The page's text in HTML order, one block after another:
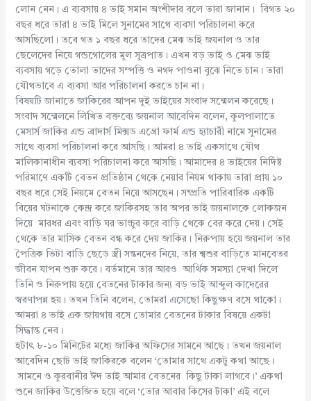
লোন নেন। এ ব্যবসায় ৪ ভাই সমান অংশীদার বলে তারা জানান। বিগত ২০
বছর ধরে তারা ৪ ভাই মিলে সুনামের সাথে ব্যবসা পরিচালনা করে
আসছিলো। তবে গত ১ বছর ধরে তাদের মেঝ ভাই জয়নাল ও তার
ছেলেদের নিয়ে গন্ডগোলের মুল সুত্রপাত। এখন বড় ভাই ও মেঝ ভাই
ব্যবসায় গড়ে তোলা তাদের সম্পত্তি ও নগদ পাওনা বুঝে নিতে চান। তারা
যৌথভাবে এ ব্যবসা আর পরিচালনা করতে চান না।
বিষয়টি জানাতে জাকিরের আপন দুই ভাইয়ের সংবাদ সন্মেলন করেছে।
সংবাদ সন্মেলনে লিখিত বক্তব্যে জয়নাল আবেদিন বলেন, কুলপালাতে
মেসার্স জাকির এন্ড ব্রাদার্স মিক্সড এগ্রো ফার্ম এন্ড হ্যাচারী নামে সুনামের
সাথে ব্যবসা পরিচালনা করে আসছি। আমরা ৪ ভাই একসাথে যৌথ
মালিকানাধীন ব্যবসা পরিচালনা করে আসছি। আমাদের ৪ ভাইয়ের নির্দিষ্ট
পরিমাণে একটি বেতন প্রতিষ্ঠান থেকে নেয়ার নিয়ম থাকায় তারা প্রায় ১০
বছর ধরে সেই নিয়মে বেতন নিয়ে আসছেন। সম্প্রতি পারিবারিক একটি
বিয়ের ঘটনাকে কেন্দ্র করে জাকিরসহ তার অপর ভাই জয়নালকে লোকজন
দিয়ে মারধর এবং বাড়ি ঘর ভাংচুর করে বাড়ি থেকে বের করে দেয়। সেই
থেকে তার মাসিক বেতন বন্ধ করে দেয় জাকির। নিরুপায় হয়ে জয়নাল তার
পৈত্রিক ভিটা বাড়ি ছেড়ে স্ত্রী সন্তনদের নিয়ে, তার শ্বশুর বাড়িতে মানবেতর
জীবন যাপন শুরু করে। বর্তমানে তার আরও আর্থিক সমস্যা দেখা দিলে
তিনি ও নিরুপায় হয়ে বেতনের টাকার জন্য বড় ভাই আব্দুল কাদেরের
স্বরণাপন্ন হয়। তখন তিনি বলেন, তোমরা এসেছো কিছুক্ষণ বসে থাকো।
আমরা ৪ ভাই এক জায়গায় বসে তোমার বেতনের টাকার বিষয়ে একটা
সিদ্ধান্ত নেব।
হটাৎ ৮-১০ মিনিটের মধ্যে জাকির অফিসের সামনে আছে। তখন জয়নাল
আবেদিন ছোট ভাই জাকিরকে বলেন ‘তোমার সাথে একটু কথা আছে।
সামনে ও কুরবানীর ঈদ তাই আমার বেতনের কিছু টাকা লাগবে।’ একথা
শুনে জাকির উত্তেজিত হয়ে বলে ‘তোর আবার কিসের টাকা’ এই বলে